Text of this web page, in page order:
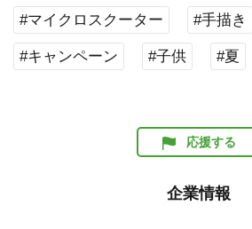
#マイクロスクーター #手描き
#キャンペーン #子供 #夏
応援する
企業情報